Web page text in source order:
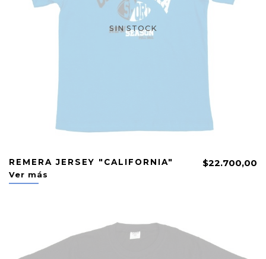
SIN STOCK
REMERA JERSEY "CALIFORNIA" $22.700,00
Ver más